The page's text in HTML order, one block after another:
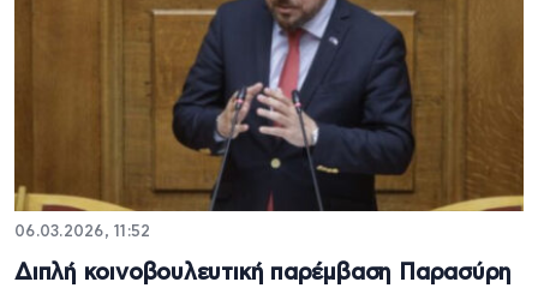
06.03.2026, 11:52
Διπλή κοινοβουλευτική παρέμβαση Παρασύρη